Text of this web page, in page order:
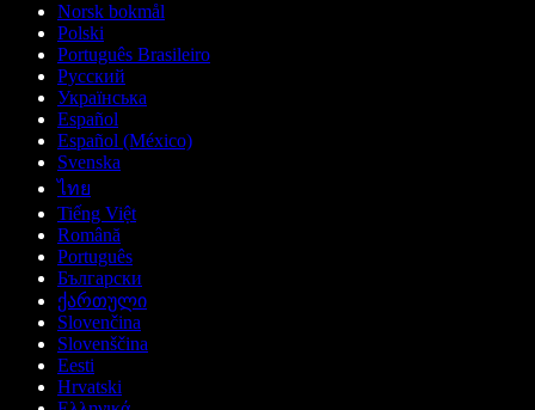
Norsk bokmål
Polski
Português Brasileiro
Русский
Українська
Español
Español (México)
Svenska
ไทย
Tiếng Việt
Română
Português
Български
ქართული
Slovenčina
Slovenščina
Eesti
Hrvatski